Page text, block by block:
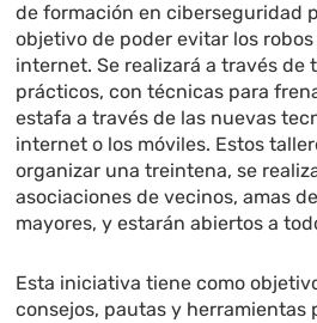
de formación en ciberseguridad
objetivo de poder evitar los
internet. Se realizará a través de
prácticos, con técnicas para
estafa a través de las nuevas
internet o los móviles. Estos
organizar una treintena, se
asociaciones de vecinos, amas
mayores, y estarán abiertos a
Esta iniciativa tiene como
consejos, pautas y herramientas